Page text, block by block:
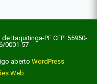
Itaquitinga-PE CEP: 55950-
0001-57
aberto WordPress
Web